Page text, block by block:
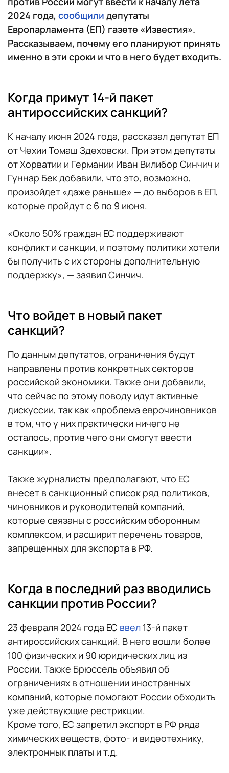
2024 года, сообщили депутаты
Европарламента (ЕП) газете «Известия».
Рассказываем, почему его планируют принять
именно в эти сроки и что в него будет входить.
Когда примут 14-й пакет
антироссийских санкций?
К началу июня 2024 года, рассказал депутат ЕП
от Чехии Томаш Здеховски. При этом депутаты
от Хорватии и Германии Иван Вилибор Синчич и
Гуннар Бек добавили, что это, возможно,
произойдет «даже раньше» — до выборов в ЕП,
которые пройдут с 6 по 9 июня.
«Около 50% граждан ЕС поддерживают
конфликт и санкции, и поэтому политики хотели
бы получить с их стороны дополнительную
поддержку», — заявил Синчич.
Что войдет в новый пакет
санкций?
По данным депутатов, ограничения будут
направлены против конкретных секторов
российской экономики. Также они добавили,
что сейчас по этому поводу идут активные
дискуссии, так как «проблема еврочиновников
в том, что у них практически ничего не
осталось, против чего они смогут ввести
санкции».
Также журналисты предполагают, что ЕС
внесет в санкционный список ряд политиков,
чиновников и руководителей компаний,
которые связаны с российским оборонным
комплексом, и расширит перечень товаров,
запрещенных для экспорта в РФ.
Когда в последний раз вводились
санкции против России?
23 февраля 2024 года ЕС ввел 13-й пакет
антироссийских санкций. В него вошли более
100 физических и 90 юридических лиц из
России. Также Брюссель объявил об
ограничениях в отношении иностранных
компаний, которые помогают России обходить
уже действующие рестрикции.
Кроме того, ЕС запретил экспорт в РФ ряда
химических веществ, фото- и видеотехнику,
электроннык платы и т.д.